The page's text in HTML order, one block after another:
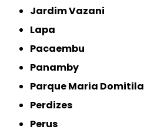
Jardim Vazani
Lapa
Pacaembu
Panamby
Parque Maria Domitila
Perdizes
Perus